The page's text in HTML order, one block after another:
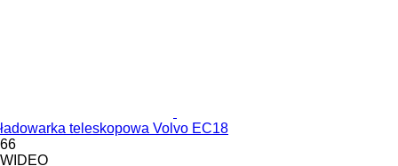
ładowarka teleskopowa Volvo EC18
66
WIDEO